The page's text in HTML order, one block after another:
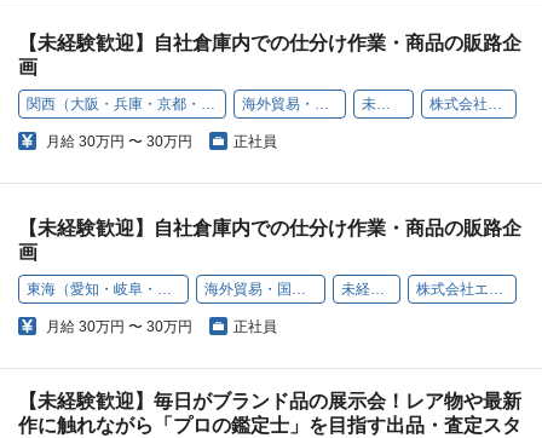
【未経験歓迎】自社倉庫内での仕分け作業・商品の販路企
画
関西（大阪・兵庫・京都・奈良・和歌山・滋賀） 海外貿易・国内法人販売 未経験歓迎 株式会社エコリング
月給 30万円 〜 30万円 正社員
【未経験歓迎】自社倉庫内での仕分け作業・商品の販路企
画
東海（愛知・岐阜・静岡・長野） 海外貿易・国内法人販売 未経験歓迎 株式会社エコリング
月給 30万円 〜 30万円 正社員
【未経験歓迎】毎日がブランド品の展示会！レア物や最新
作に触れながら「プロの鑑定士」を目指す出品・査定スタ